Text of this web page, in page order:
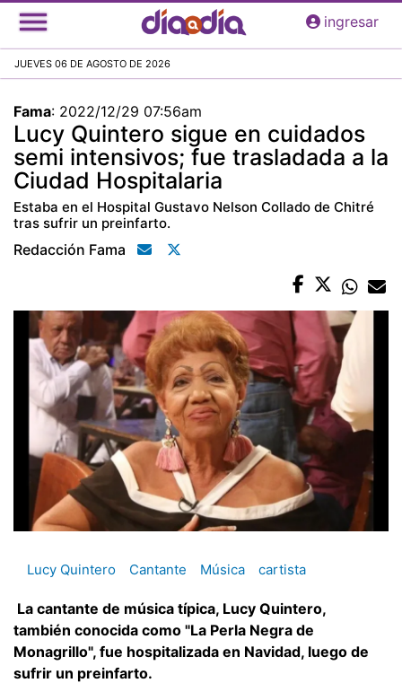
Pasar
al
principal
ingresar
JUEVES 06 DE AGOSTO DE 2026
Fama: 2022/12/29 07:56am
Lucy Quintero sigue en cuidados
semi intensivos; fue trasladada a la
Ciudad Hospitalaria
Estaba en el Hospital Gustavo Nelson Collado de Chitré
tras sufrir un preinfarto.
Redacción Fama
Lucy Quintero Cantante Música cartista
La cantante de música típica, Lucy Quintero,
también conocida como "La Perla Negra de
Monagrillo", fue hospitalizada en Navidad, luego de
sufrir un preinfarto.